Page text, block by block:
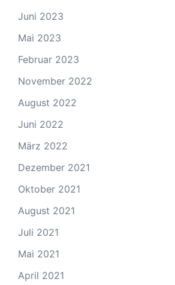
Juni 2023
Mai 2023
Februar 2023
November 2022
August 2022
Juni 2022
März 2022
Dezember 2021
Oktober 2021
August 2021
Juli 2021
Mai 2021
April 2021